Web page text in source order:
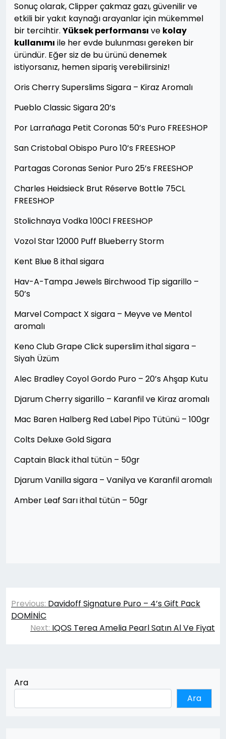
Sonuç olarak, Clipper çakmaz gazı, güvenilir ve
etkili bir yakıt kaynağı arayanlar için mükemmel
bir tercihtir. Yüksek performansı ve kolay
kullanımı ile her evde bulunması gereken bir
üründür. Eğer siz de bu ürünü denemek
istiyorsanız, hemen sipariş verebilirsiniz!
Oris Cherry Superslims Sigara – Kiraz Aromalı
Pueblo Classic Sigara 20’s
Por Larrañaga Petit Coronas 50’s Puro FREESHOP
San Cristobal Obispo Puro 10’s FREESHOP
Partagas Coronas Senior Puro 25’s FREESHOP
Charles Heidsieck Brut Réserve Bottle 75CL
FREESHOP
Stolichnaya Vodka 100Cl FREESHOP
Vozol Star 12000 Puff Blueberry Storm
Kent Blue 8 ithal sigara
Hav-A-Tampa Jewels Birchwood Tip sigarillo –
50’s
Marvel Compact X sigara – Meyve ve Mentol
aromalı
Keno Club Grape Click superslim ithal sigara –
Siyah Üzüm
Alec Bradley Coyol Gordo Puro – 20’s Ahşap Kutu
Djarum Cherry sigarillo – Karanfil ve Kiraz aromalı
Mac Baren Halberg Red Label Pipo Tütünü – 100gr
Colts Deluxe Gold Sigara
Captain Black ithal tütün – 50gr
Djarum Vanilla sigara – Vanilya ve Karanfil aromalı
Amber Leaf Sarı ithal tütün – 50gr
Yazı
gezinmesi
Previous: Davidoff Signature Puro – 4’s Gift Pack
DOMİNİC
Next: IQOS Terea Amelia Pearl Satın Al Ve Fiyat
Ara
Ara